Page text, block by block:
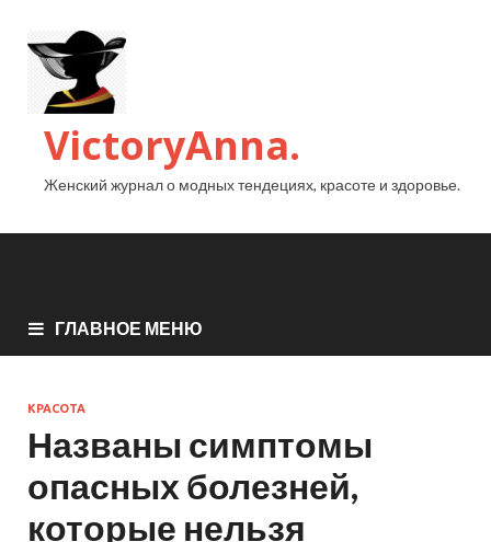
VictoryAnna.
Женский журнал о модных тендециях, красоте и здоровье.
ГЛАВНОЕ МЕНЮ
КРАСОТА
Названы симптомы
опасных болезней,
которые нельзя